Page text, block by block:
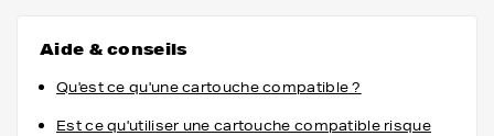
Aide & conseils
Qu'est ce qu'une cartouche compatible ?
Est ce qu'utiliser une cartouche compatible risque